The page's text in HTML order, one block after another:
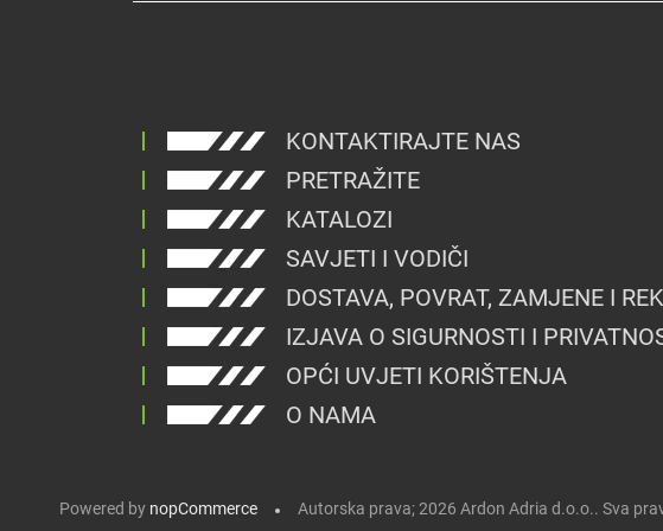
KONTAKTIRAJTE NAS
PRETRAŽITE
KATALOZI
SAVJETI I VODIČI
DOSTAVA, POVRAT, ZAMJENE I
IZJAVA O SIGURNOSTI I
OPĆI UVJETI KORIŠTENJA
O NAMA
Powered by nopCommerce Autorska prava; 2026 Ardon Adria d.o.o.. Sva